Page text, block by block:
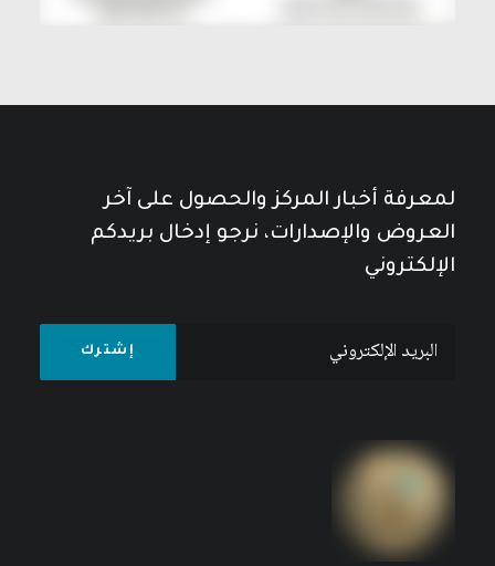
لمعرفة أخبار المركز والحصول على آخر
العروض والإصدارات، نرجو إدخال بريدكم
الإلكتروني